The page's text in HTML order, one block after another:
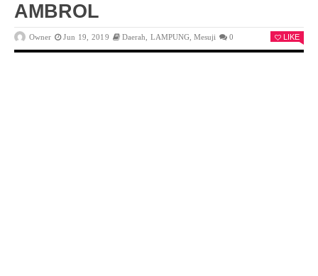
AMBROL
Owner Jun 19, 2019 Daerah LAMPUNG,Mesuji 0 LIKE